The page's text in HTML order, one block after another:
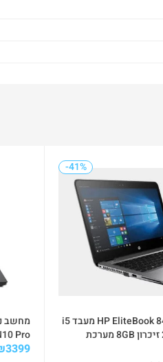
-41%
מחשב נייד חזק HP EliteBook 840 G3 מעבד i5
מסך 14 דיסק 256SSD זיכרון 8GB מערכת
Pro
3399